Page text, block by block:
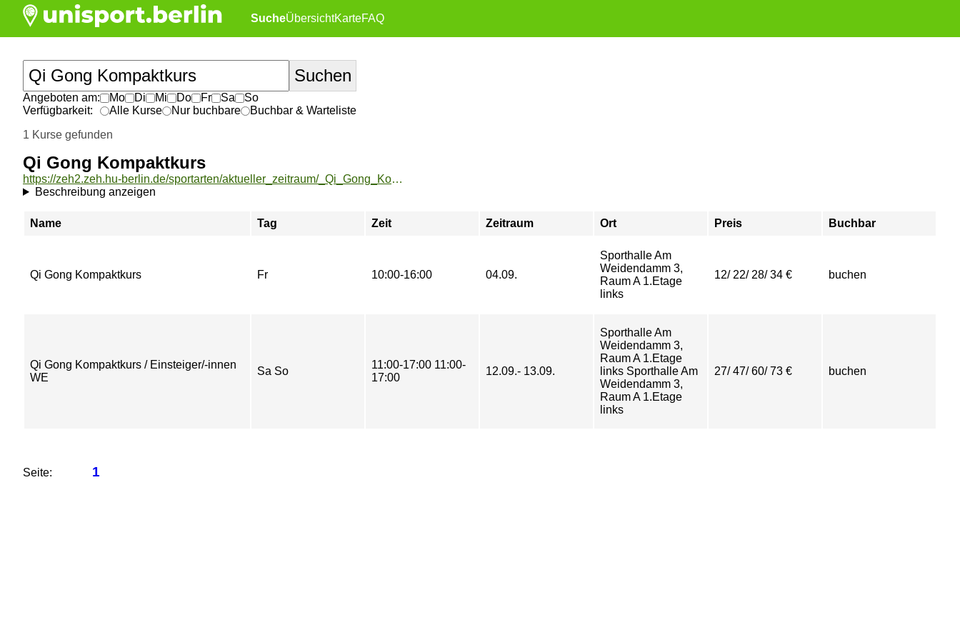
SucheÜbersichtKarteFAQ
Angeboten am: Mo Di Mi Do Fr Sa
So
Verfügbarkeit:
Alle Kurse Nur buchbare
Buchbar & Warteliste
1 Kurse gefunden
Qi Gong Kompaktkurs
https://zeh2.zeh.hu-berlin.de/sportarten/aktueller_zeitraum/_Qi_Gong_Kompaktkurs.html
Beschreibung anzeigen
Name Tag Zeit Zeitraum Ort Preis Buchbar
Qi Gong Kompaktkurs Fr 10:00-16:00 04.09.
Sporthalle Am
Weidendamm 3,
Raum A 1.Etage
links
12/ 22/ 28/ 34 € buchen
Qi Gong Kompaktkurs / Einsteiger/-innen
WE
Sa So
11:00-17:00 11:00-
17:00
12.09.- 13.09.
Sporthalle Am
Weidendamm 3,
Raum A 1.Etage
links Sporthalle Am
Weidendamm 3,
Raum A 1.Etage
links
27/ 47/ 60/ 73 € buchen
Seite: 1